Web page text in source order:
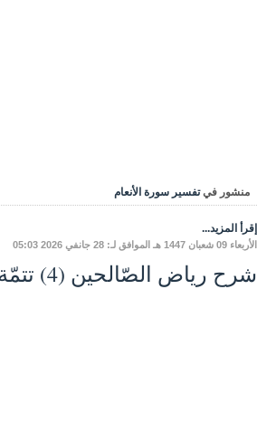
منشور في تفسير سورة الأنعام
إقرأ المزيد...
الأربعاء 09 شعبان 1447 هـ الموافق لـ: 28 جانفي 2026 05:03
شرح رياض الصّالحين (4) تتمّة شرح مقدّمة المؤلّف - باب الإخلاص.